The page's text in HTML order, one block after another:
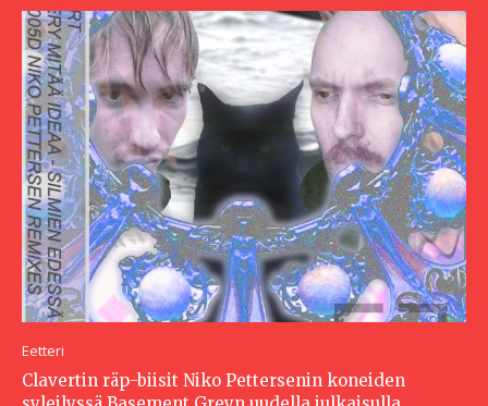
Eetteri
Clavertin räp-biisit Niko Pettersenin koneiden